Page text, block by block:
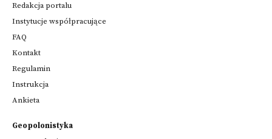
Redakcja portalu
Instytucje współpracujące
FAQ
Kontakt
Regulamin
Instrukcja
Ankieta
Geopolonistyka